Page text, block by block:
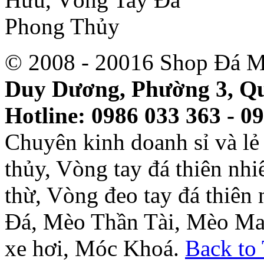
© 2008 - 20016 Shop Đá
Duy Dương, Phường 3,
Hotline: 0986 033 363 -
Chuyên kinh doanh sỉ và
thủy, Vòng tay đá thiên
thừ, Vòng đeo tay đá thiên
Đá, Mèo Thần Tài, Mèo
xe hơi, Móc Khoá. Back to